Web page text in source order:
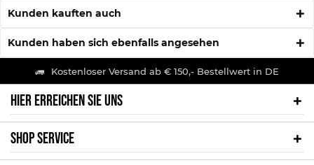
Kunden kauften auch
Kunden haben sich ebenfalls angesehen
Kostenloser Versand ab € 150,- Bestellwert in DE
HIER ERREICHEN SIE UNS
SHOP SERVICE